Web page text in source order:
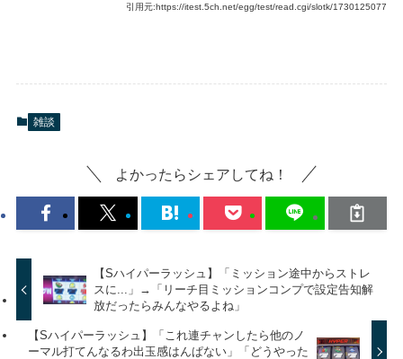
引用元:https://itest.5ch.net/egg/test/read.cgi/slotk/1730125077
雑談
よかったらシェアしてね！
【Sハイパーラッシュ】「ミッション途中からストレ
スに...」→「リーチ目ミッションコンプで設定告知解
放だったらみんなやるよね」
【Sハイパーラッシュ】「これ連チャンしたら他のノ
ーマル打てんなるわ出玉感はんぱない」「どうやった